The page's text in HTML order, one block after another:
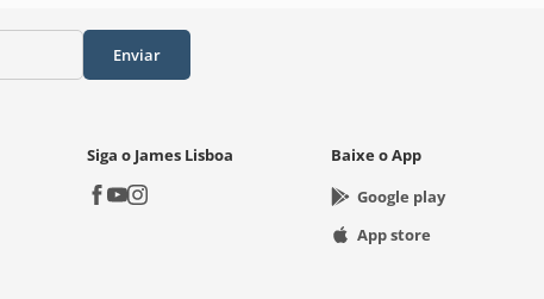
Enviar
Siga o James Lisboa
Baixe o App
Google play
App store